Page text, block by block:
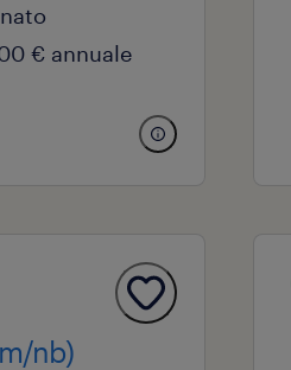
€ annuale
nb)